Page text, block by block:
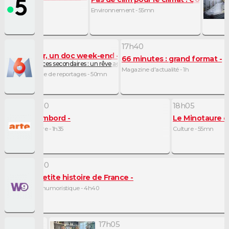
Environnement - 55mn
? (1/2)
Un jour, un doc week-end
Résidences secondaires : un rêve accessible ? (2/2)
Magazine de reportages - 50mn
17h40
66 minutes : grand format
Magazine d'actualité - 1h
16h30
Chambord
Culture - 1h35
18h05
Le Minotaure
Culture - 55mn
16h30
La petite histoire de France
Série humoristique - 4h40
17h05